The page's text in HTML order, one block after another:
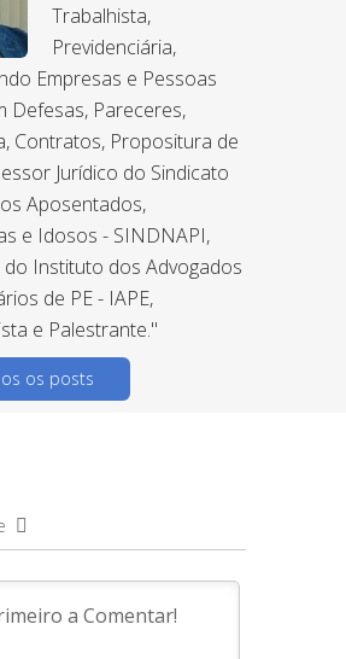
Trabalhista,
Previdenciária,
Empresas e Pessoas
Defesas, Pareceres,
Contratos, Propositura de
Jurídico do Sindicato
Aposentados,
e Idosos - SINDNAPI,
do Instituto dos Advogados
de PE - IAPE,
e Palestrante."
os posts